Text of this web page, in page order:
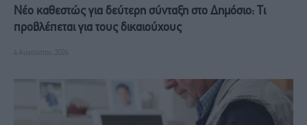
Νέο καθεστώς για δεύτερη σύνταξη στο Δημόσιο: Τι
προβλέπεται για τους δικαιούχους
4 Αυγούστου, 2026